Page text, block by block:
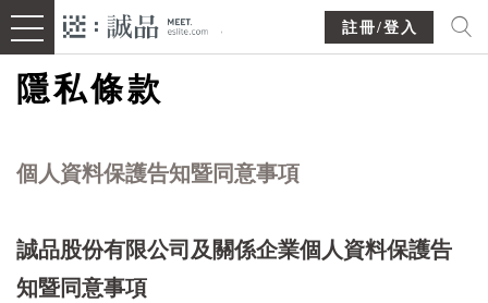
註冊/登入
隱私條款
個人資料保護告知暨同意事項
誠品股份有限公司及關係企業個人資料保護告
知暨同意事項